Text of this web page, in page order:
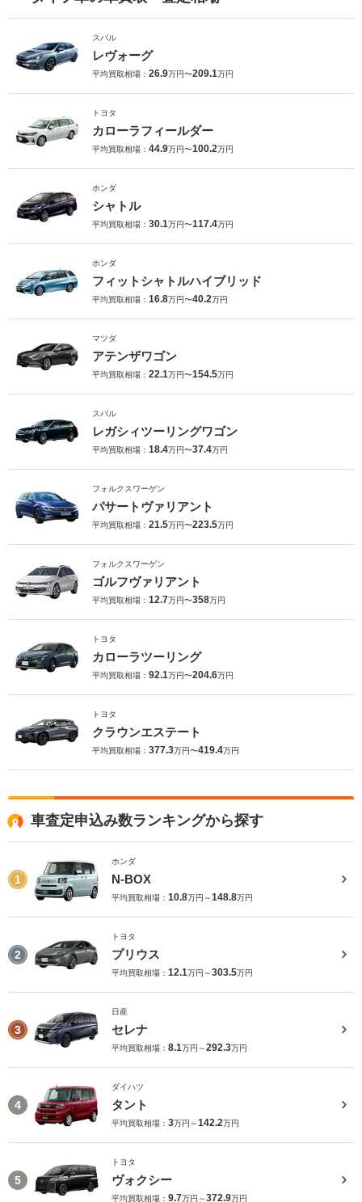
スバル
レヴォーグ
平均買取相場： 26.9万円〜209.1万円
トヨタ
カローラフィールダー
平均買取相場： 44.9万円〜100.2万円
ホンダ
シャトル
平均買取相場： 30.1万円〜117.4万円
ホンダ
フィットシャトルハイブリッド
平均買取相場： 16.8万円〜40.2万円
マツダ
アテンザワゴン
平均買取相場： 22.1万円〜154.5万円
スバル
レガシィツーリングワゴン
平均買取相場： 18.4万円〜37.4万円
フォルクスワーゲン
パサートヴァリアント
平均買取相場： 21.5万円〜223.5万円
フォルクスワーゲン
ゴルフヴァリアント
平均買取相場： 12.7万円〜358万円
トヨタ
カローラツーリング
平均買取相場： 92.1万円〜204.6万円
トヨタ
クラウンエステート
平均買取相場： 377.3万円〜419.4万円
車査定申込み数ランキングから探す
1
ホンダ
N-BOX
平均買取相場： 10.8万円～148.8万円
2
トヨタ
プリウス
平均買取相場： 12.1万円～303.5万円
3
日産
セレナ
平均買取相場： 8.1万円～292.3万円
4
ダイハツ
タント
平均買取相場： 3万円～142.2万円
5
トヨタ
ヴォクシー
平均買取相場： 9.7万円～372.9万円